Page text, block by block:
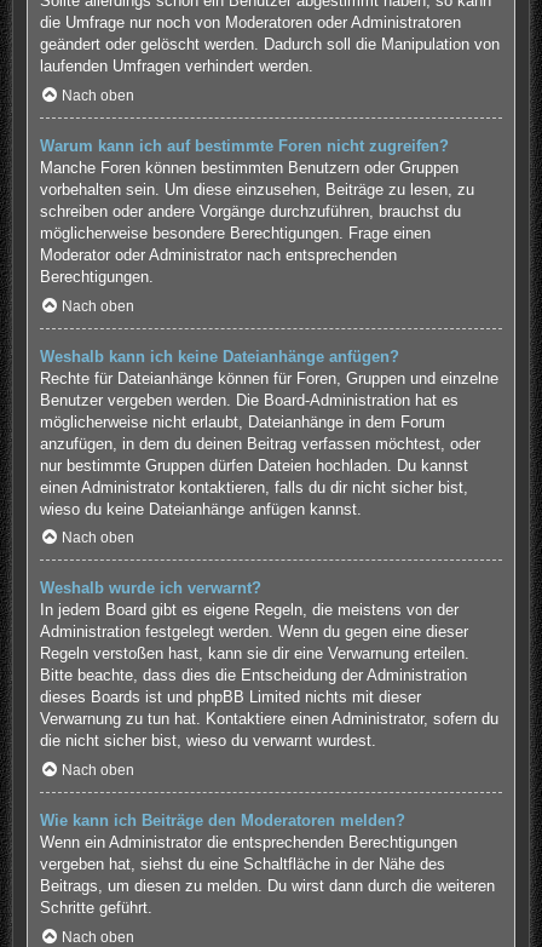
die Umfrage nur noch von Moderatoren oder Administratoren
geändert oder gelöscht werden. Dadurch soll die Manipulation von
laufenden Umfragen verhindert werden.
Nach oben
Warum kann ich auf bestimmte Foren nicht zugreifen?
Manche Foren können bestimmten Benutzern oder Gruppen
vorbehalten sein. Um diese einzusehen, Beiträge zu lesen, zu
schreiben oder andere Vorgänge durchzuführen, brauchst du
möglicherweise besondere Berechtigungen. Frage einen
Moderator oder Administrator nach entsprechenden
Berechtigungen.
Nach oben
Weshalb kann ich keine Dateianhänge anfügen?
Rechte für Dateianhänge können für Foren, Gruppen und einzelne
Benutzer vergeben werden. Die Board-Administration hat es
möglicherweise nicht erlaubt, Dateianhänge in dem Forum
anzufügen, in dem du deinen Beitrag verfassen möchtest, oder
nur bestimmte Gruppen dürfen Dateien hochladen. Du kannst
einen Administrator kontaktieren, falls du dir nicht sicher bist,
wieso du keine Dateianhänge anfügen kannst.
Nach oben
Weshalb wurde ich verwarnt?
In jedem Board gibt es eigene Regeln, die meistens von der
Administration festgelegt werden. Wenn du gegen eine dieser
Regeln verstoßen hast, kann sie dir eine Verwarnung erteilen.
Bitte beachte, dass dies die Entscheidung der Administration
dieses Boards ist und phpBB Limited nichts mit dieser
Verwarnung zu tun hat. Kontaktiere einen Administrator, sofern du
die nicht sicher bist, wieso du verwarnt wurdest.
Nach oben
Wie kann ich Beiträge den Moderatoren melden?
Wenn ein Administrator die entsprechenden Berechtigungen
vergeben hat, siehst du eine Schaltfläche in der Nähe des
Beitrags, um diesen zu melden. Du wirst dann durch die weiteren
Schritte geführt.
Nach oben